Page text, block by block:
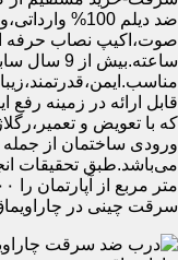
ضد دیلم
ساعته.بیش
قابل ارائه در زمینه
که با تعویض و
ورودی ساختمان از جمله
می‌باشد.طبق تحقیقات
سرقت چینی در